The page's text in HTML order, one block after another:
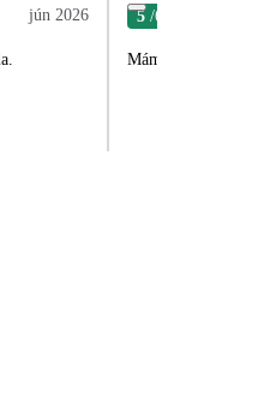
jún 2026 5 /6
Mám ráda Port